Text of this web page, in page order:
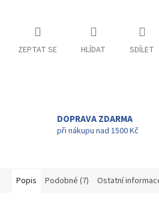
ZEPTAT SE HLÍDAT SDÍLET
DOPRAVA ZDARMA
při nákupu nad 1500 Kč
Popis Podobné (7) Ostatní